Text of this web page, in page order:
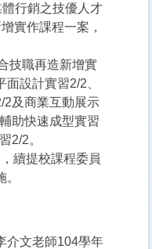
行銷之技優人才
實作課程一案，
技職再造新增實
設計實習2/2、
2及商業互動展示
助快速成型實習
2/2。
續提校課程委員
介文老師104學年